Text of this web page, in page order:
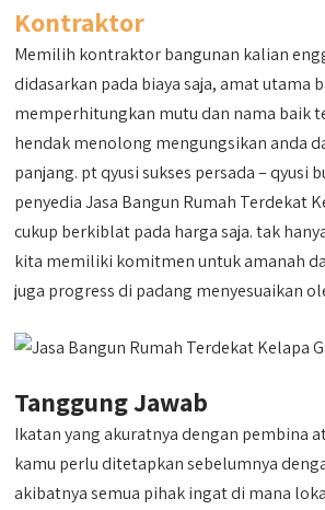
Kontraktor
Memilih kontraktor bangunan kalian
didasarkan pada biaya saja, amat utama
memperhitungkan mutu dan nama baik
hendak menolong mengungsikan anda
panjang. pt qyusi sukses persada – qyusi
penyedia Jasa Bangun Rumah Terdekat
cukup berkiblat pada harga saja. tak
kita memiliki komitmen untuk amanah
juga progress di padang menyesuaikan
Tanggung Jawab
Ikatan yang akuratnya dengan pembina
kamu perlu ditetapkan sebelumnya
akibatnya semua pihak ingat di mana